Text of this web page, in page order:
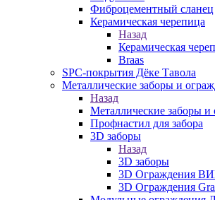
Фиброцементный сланец
Керамическая черепица
Назад
Керамическая
Braas
SPC-покрытия Дёке Тавола
Металлические заборы и
Назад
Металлические заборы и
Профнастил для забора
3D заборы
Назад
3D заборы
3D Ограждения
3D Ограждения